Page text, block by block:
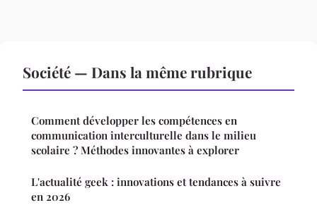
Société — Dans la même rubrique
Comment développer les compétences en
communication interculturelle dans le milieu
scolaire ? Méthodes innovantes à explorer
L'actualité geek : innovations et tendances à suivre
en 2026